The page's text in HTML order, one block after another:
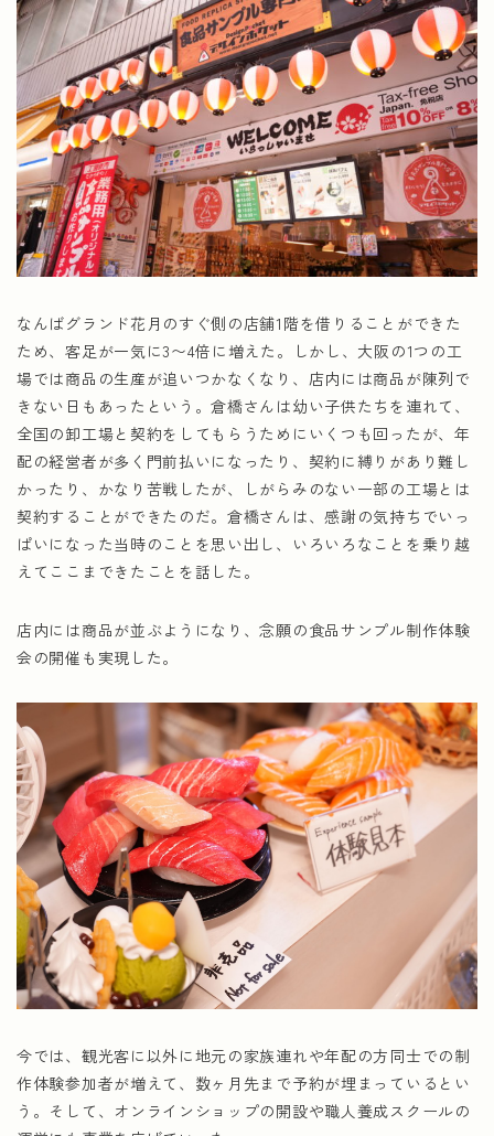
なんばグランド花月のすぐ側の店舗1階を借りることができた
ため、客足が一気に3〜4倍に増えた。しかし、大阪の1つの工
場では商品の生産が追いつかなくなり、店内には商品が陳列で
きない日もあったという。倉橋さんは幼い子供たちを連れて、
全国の卸工場と契約をしてもらうためにいくつも回ったが、年
配の経営者が多く門前払いになったり、契約に縛りがあり難し
かったり、かなり苦戦したが、しがらみのない一部の工場とは
契約することができたのだ。倉橋さんは、感謝の気持ちでいっ
ぱいになった当時のことを思い出し、いろいろなことを乗り越
えてここまできたことを話した。
店内には商品が並ぶようになり、念願の食品サンプル制作体験
会の開催も実現した。
今では、観光客に以外に地元の家族連れや年配の方同士での制
作体験参加者が増えて、数ヶ月先まで予約が埋まっているとい
う。そして、オンラインショップの開設や職人養成スクールの